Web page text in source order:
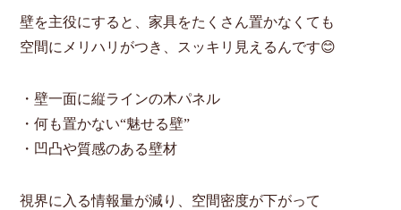
壁を主役にすると、家具をたくさん置かなくても
空間にメリハリがつき、スッキリ見えるんです😊
・壁一面に縦ラインの木パネル
・何も置かない“魅せる壁”
・凹凸や質感のある壁材
視界に入る情報量が減り、空間密度が下がって